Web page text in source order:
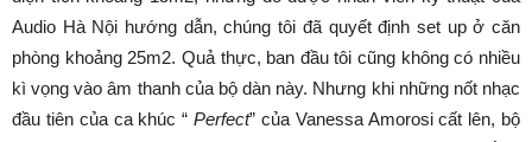
Audio Hà Nội hướng dẫn, chúng tôi đã quyết định set up ở căn
phòng khoảng 25m2. Quả thực, ban đầu tôi cũng không có nhiều
kì vọng vào âm thanh của bộ dàn này. Nhưng khi những nốt nhạc
đầu tiên của ca khúc “ Perfect” của Vanessa Amorosi cất lên, bộ